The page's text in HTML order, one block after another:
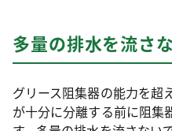
多量の排水を流さ
グリース阻集器の能力を超
が十分に分離する前に阻集